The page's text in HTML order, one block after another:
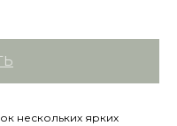
нескольких ярких